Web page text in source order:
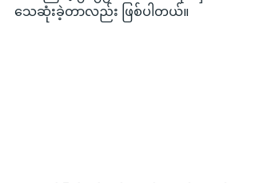
သေဆုံးခဲ့တာလည်း ဖြစ်ပါတယ်။